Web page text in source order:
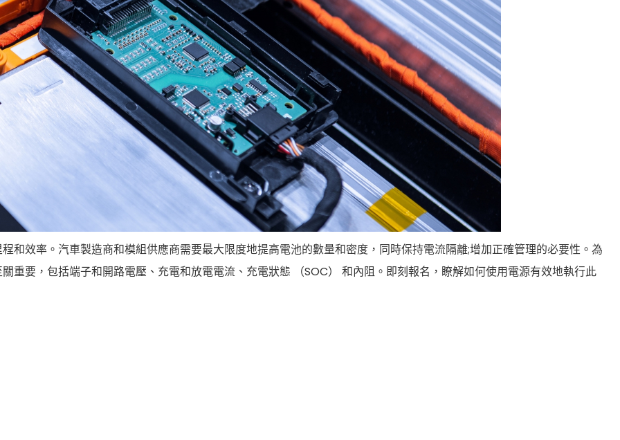
和效率。汽車製造商和模組供應商需要最大限度地提高電池的數量和密度，同時保持電流隔離;增加正確管理的必要性。為
重要，包括端子和開路電壓、充電和放電電流、充電狀態 （SOC） 和內阻。即刻報名，瞭解如何使用電源有效地執行此